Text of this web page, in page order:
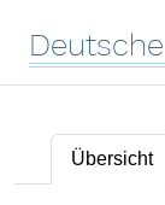
Deutsche
Übersicht